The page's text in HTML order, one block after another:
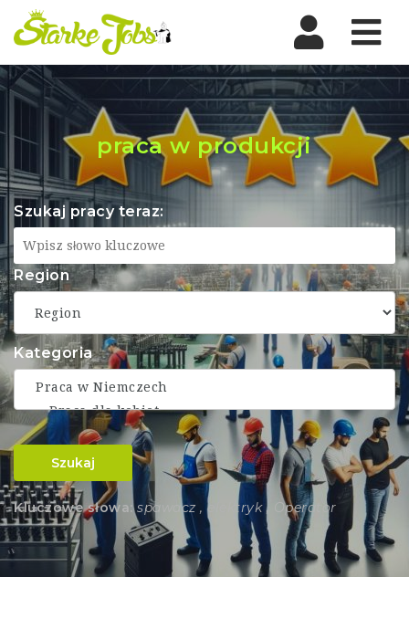
praca w produkcji
Szukaj pracy teraz:
Region
Kategoria
Szukaj
Kluczowe słowa: spawacz , elektryk , Operator